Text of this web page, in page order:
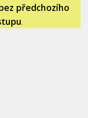
předchozího
.